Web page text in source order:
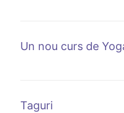
Un nou curs de
Taguri